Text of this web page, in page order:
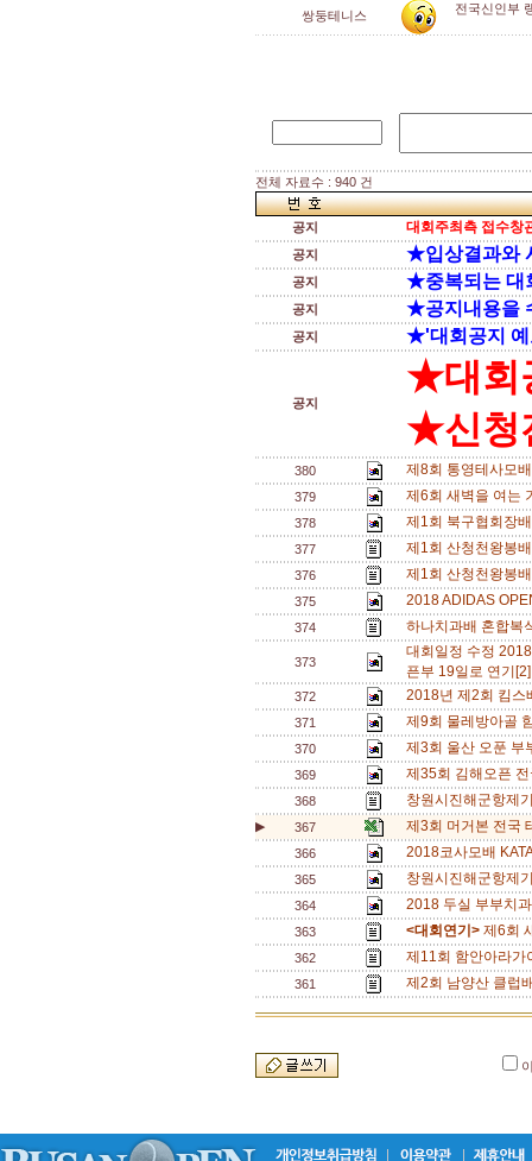
쌍둥테니스 전국신인부
전체 자료수 : 940 건
공지 대회주최측 접수창
공지 ★입상결과와
공지 ★중복되는 대
공지 ★공지내용을
공지 ★'대회공지 예
공지
★대회
★신청
380 제8회 통영테사모
379 제6회 새벽을 여는
378 제1회 북구협회장
377 제1회 산청천왕봉
376 제1회 산청천왕봉
375 2018 ADIDAS
374 하나치과배 혼합복
373
대회일정 수정
픈부 19일로 연기
372 2018년 제2회 킴
371 제9회 물레방아골
370 제3회 울산 오푼
369 제35회 김해오픈
368 창원시진해군항제
▶ 367 제3회 머거본 전국
366 2018코사모배
365 창원시진해군항제
364 2018 두실 부부치
363 <대회연기> 제6회
362 제11회 함안아라
361 제2회 남양산 클럽